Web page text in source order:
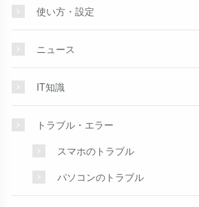
使い方・設定
ニュース
IT知識
トラブル・エラー
スマホのトラブル
パソコンのトラブル